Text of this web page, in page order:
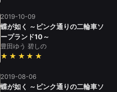
2019-10-09
蝶が如く ～ピンク通りの二輪車ソ
ープランド10～
豊田ゆう 碧しの
★★★★★
2019-08-06
蝶が如く ～ピンク通りの二輪車ソ